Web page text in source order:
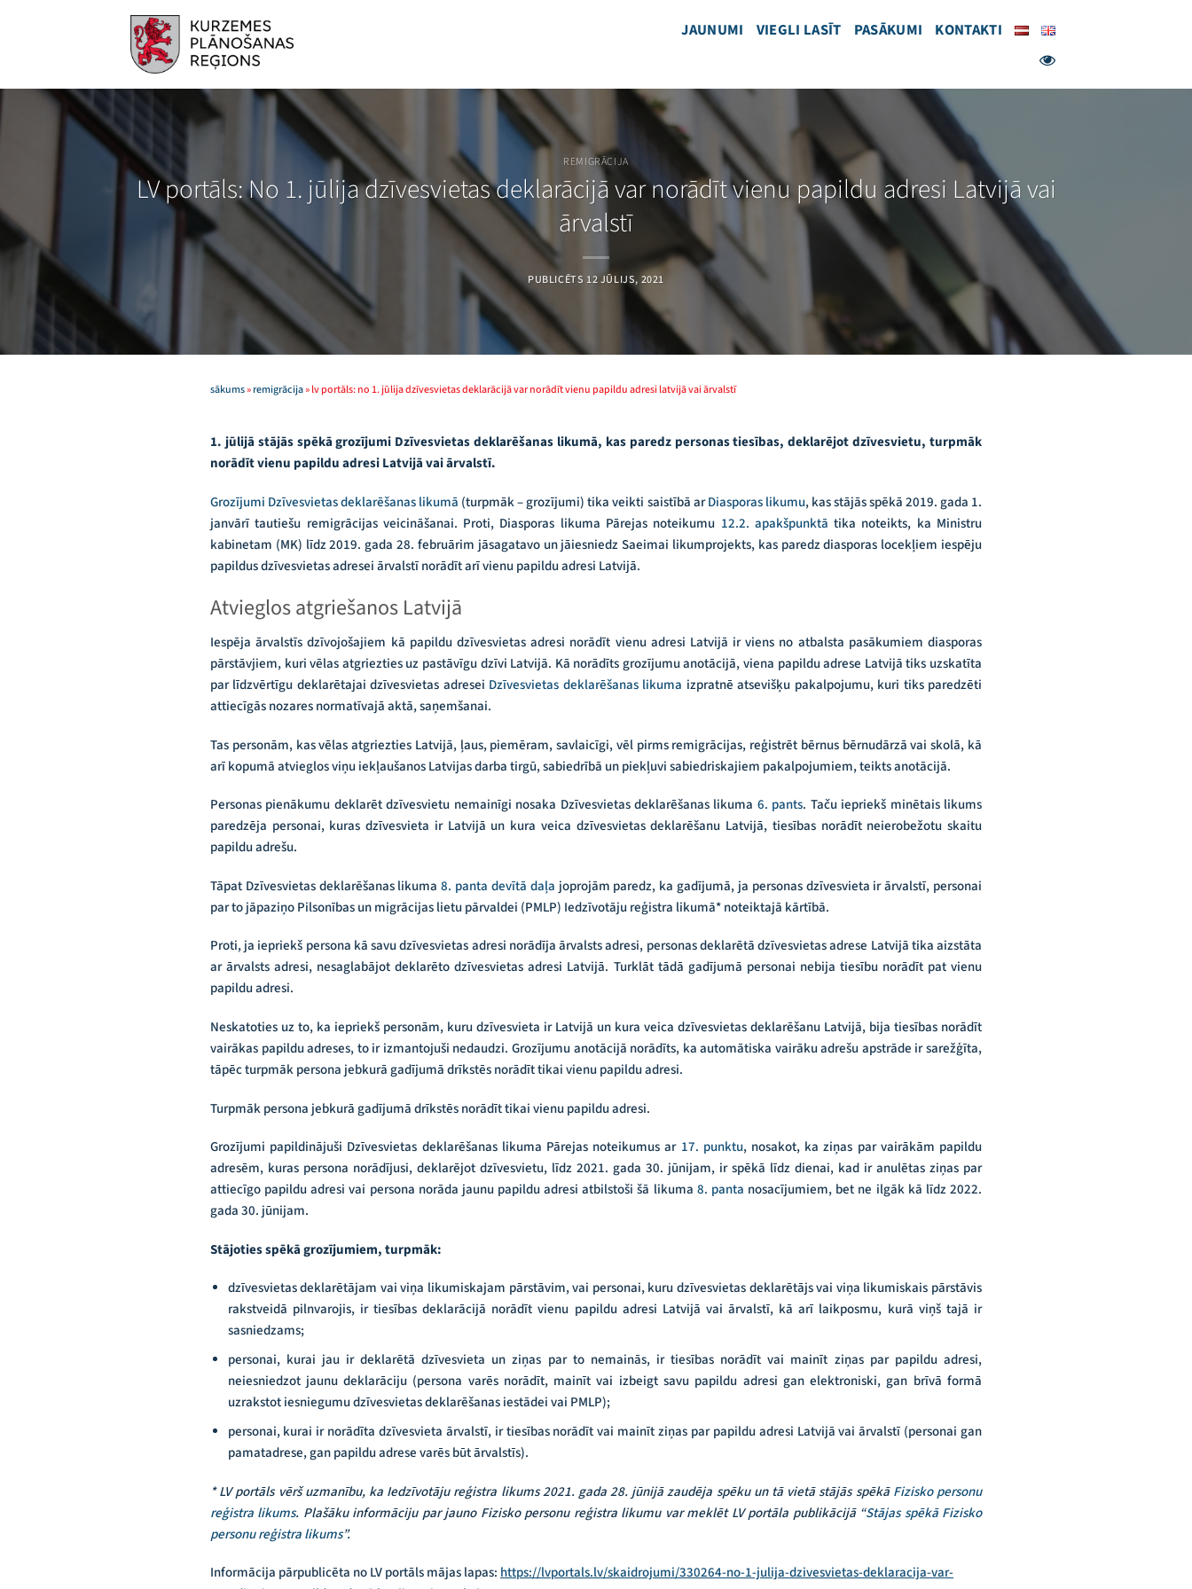
JAUNUMI VIEGLI LASĪT PASĀKUMI KONTAKTI
REMIGRĀCIJA
LV portāls: No 1. jūlija dzīvesvietas deklarācijā var norādīt vienu papildu adresi Latvijā vai
ārvalstī
PUBLICĒTS 12 JŪLIJS, 2021
sākums»remigrācija»lv portāls: no 1. jūlija dzīvesvietas deklarācijā var norādīt vienu papildu adresi latvijā vai ārvalstī
1. jūlijā stājās spēkā grozījumi Dzīvesvietas deklarēšanas likumā, kas paredz personas tiesības, deklarējot dzīvesvietu, turpmāk
norādīt vienu papildu adresi Latvijā vai ārvalstī.
Grozījumi Dzīvesvietas deklarēšanas likumā (turpmāk – grozījumi) tika veikti saistībā arDiasporas likumu, kas stājās spēkā 2019. gada 1.
janvārī tautiešu remigrācijas veicināšanai. Proti, Diasporas likuma Pārejas noteikumu 12.2. apakšpunktā tika noteikts, ka Ministru
kabinetam (MK) līdz 2019. gada 28. februārim jāsagatavo un jāiesniedz Saeimai likumprojekts, kas paredz diasporas locekļiem iespēju
papildus dzīvesvietas adresei ārvalstī norādīt arī vienu papildu adresi Latvijā.
Atvieglos atgriešanos Latvijā
Iespēja ārvalstīs dzīvojošajiem kā papildu dzīvesvietas adresi norādīt vienu adresi Latvijā ir viens no atbalsta pasākumiem diasporas
pārstāvjiem, kuri vēlas atgriezties uz pastāvīgu dzīvi Latvijā. Kā norādīts grozījumu anotācijā, viena papildu adrese Latvijā tiks uzskatīta
par līdzvērtīgu deklarētajai dzīvesvietas adresei Dzīvesvietas deklarēšanas likuma izpratnē atsevišķu pakalpojumu, kuri tiks paredzēti
attiecīgās nozares normatīvajā aktā, saņemšanai.
Tas personām, kas vēlas atgriezties Latvijā, ļaus, piemēram, savlaicīgi, vēl pirms remigrācijas, reģistrēt bērnus bērnudārzā vai skolā, kā
arī kopumā atvieglos viņu iekļaušanos Latvijas darba tirgū, sabiedrībā un piekļuvi sabiedriskajiem pakalpojumiem, teikts anotācijā.
Personas pienākumu deklarēt dzīvesvietu nemainīgi nosaka Dzīvesvietas deklarēšanas likuma 6. pants. Taču iepriekš minētais likums
paredzēja personai, kuras dzīvesvieta ir Latvijā un kura veica dzīvesvietas deklarēšanu Latvijā, tiesības norādīt neierobežotu skaitu
papildu adrešu.
Tāpat Dzīvesvietas deklarēšanas likuma8. panta devītā daļa joprojām paredz, ka gadījumā, ja personas dzīvesvieta ir ārvalstī, personai
par to jāpaziņo Pilsonības un migrācijas lietu pārvaldei (PMLP) Iedzīvotāju reģistra likumā* noteiktajā kārtībā.
Proti, ja iepriekš persona kā savu dzīvesvietas adresi norādīja ārvalsts adresi, personas deklarētā dzīvesvietas adrese Latvijā tika aizstāta
ar ārvalsts adresi, nesaglabājot deklarēto dzīvesvietas adresi Latvijā. Turklāt tādā gadījumā personai nebija tiesību norādīt pat vienu
papildu adresi.
Neskatoties uz to, ka iepriekš personām, kuru dzīvesvieta ir Latvijā un kura veica dzīvesvietas deklarēšanu Latvijā, bija tiesības norādīt
vairākas papildu adreses, to ir izmantojuši nedaudzi. Grozījumu anotācijā norādīts, ka automātiska vairāku adrešu apstrāde ir sarežģīta,
tāpēc turpmāk persona jebkurā gadījumā drīkstēs norādīt tikai vienu papildu adresi.
Turpmāk persona jebkurā gadījumā drīkstēs norādīt tikai vienu papildu adresi.
Grozījumi papildinājuši Dzīvesvietas deklarēšanas likuma Pārejas noteikumus ar 17. punktu, nosakot, ka ziņas par vairākām papildu
adresēm, kuras persona norādījusi, deklarējot dzīvesvietu, līdz 2021. gada 30. jūnijam, ir spēkā līdz dienai, kad ir anulētas ziņas par
attiecīgo papildu adresi vai persona norāda jaunu papildu adresi atbilstoši šā likuma 8. panta nosacījumiem, bet ne ilgāk kā līdz 2022.
gada 30. jūnijam.
Stājoties spēkā grozījumiem, turpmāk:
dzīvesvietas deklarētājam vai viņa likumiskajam pārstāvim, vai personai, kuru dzīvesvietas deklarētājs vai viņa likumiskais pārstāvis
rakstveidā pilnvarojis, ir tiesības deklarācijā norādīt vienu papildu adresi Latvijā vai ārvalstī, kā arī laikposmu, kurā viņš tajā ir
sasniedzams;
personai, kurai jau ir deklarētā dzīvesvieta un ziņas par to nemainās, ir tiesības norādīt vai mainīt ziņas par papildu adresi,
neiesniedzot jaunu deklarāciju (persona varēs norādīt, mainīt vai izbeigt savu papildu adresi gan elektroniski, gan brīvā formā
uzrakstot iesniegumu dzīvesvietas deklarēšanas iestādei vai PMLP);
personai, kurai ir norādīta dzīvesvieta ārvalstī, ir tiesības norādīt vai mainīt ziņas par papildu adresi Latvijā vai ārvalstī (personai gan
pamatadrese, gan papildu adrese varēs būt ārvalstīs).
* LV portāls vērš uzmanību, ka Iedzīvotāju reģistra likums 2021. gada 28. jūnijā zaudēja spēku un tā vietā stājās spēkāFizisko personu
reģistra likums. Plašāku informāciju par jauno Fizisko personu reģistra likumu var meklēt LV portāla publikācijā “Stājas spēkā Fizisko
personu reģistra likums”.
Informācija pārpublicēta no LV portāls mājas lapas:https://lvportals.lv/skaidrojumi/330264-no-1-julija-dzivesvietas-deklaracija-var-